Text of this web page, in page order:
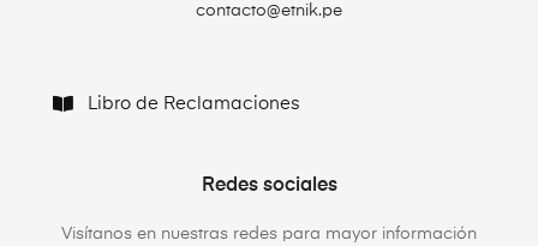
contacto@etnik.pe
Libro de Reclamaciones
Redes sociales
Visítanos en nuestras redes para mayor información